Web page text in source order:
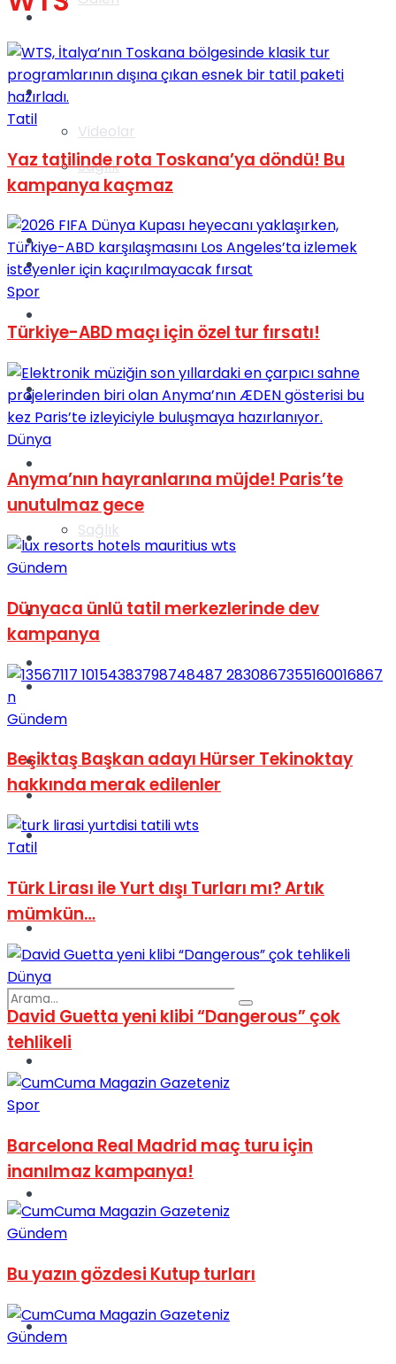
Videolar
Gündem
Yaşam
Sağlık
Kadınca
Dünya
Sinema
Gündem
Yaşam
Sağlık
TV
Dünya
Müzik
Sinema
Tatil
Spor
Podcast
No Result
View All Result
Tatil
Yaz tatilinde rota Toskana’ya döndü! Bu
kampanya kaçmaz
Spor
Türkiye-ABD maçı için özel tur fırsatı!
Dünya
Anyma’nın hayranlarına müjde! Paris’te
unutulmaz gece
Gündem
Dünyaca ünlü tatil merkezlerinde dev
kampanya
Gündem
Beşiktaş Başkan adayı Hürser Tekinoktay
hakkında merak edilenler
Tatil
Türk Lirası ile Yurt dışı Turları mı? Artık
mümkün…
Dünya
David Guetta yeni klibi “Dangerous” çok
tehlikeli
Spor
Barcelona Real Madrid maç turu için
inanılmaz kampanya!
Gündem
Bu yazın gözdesi Kutup turları
Gündem